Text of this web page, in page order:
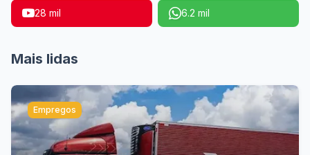
28 mil 6.2 mil
Mais lidas
Empregos